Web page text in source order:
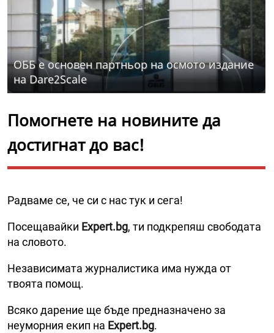
ОББ е основен партньор на осмото издание
на Dare2Scale
Помогнете на новините да
достигнат до вас!
Радваме се, че си с нас тук и сега!
Посещавайки Expert.bg, ти подкрепяш свободата
на словото.
Независимата журналистика има нужда от
твоята помощ.
Всяко дарение ще бъде предназначено за
неуморния екип на Expert.bg.